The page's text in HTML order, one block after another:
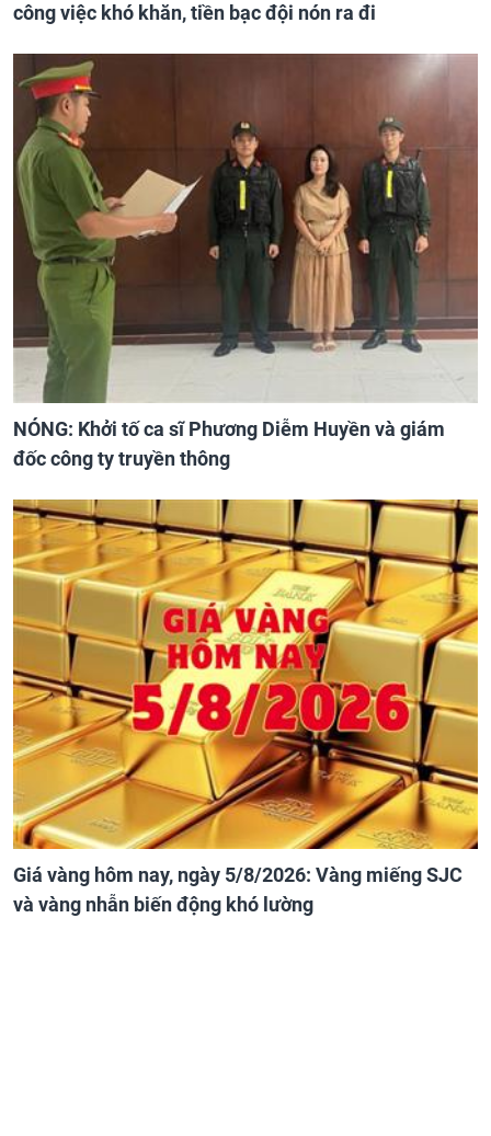
công việc khó khăn, tiền bạc đội nón ra đi
NÓNG: Khởi tố ca sĩ Phương Diễm Huyền và giám
đốc công ty truyền thông
Giá vàng hôm nay, ngày 5/8/2026: Vàng miếng SJC
và vàng nhẫn biến động khó lường